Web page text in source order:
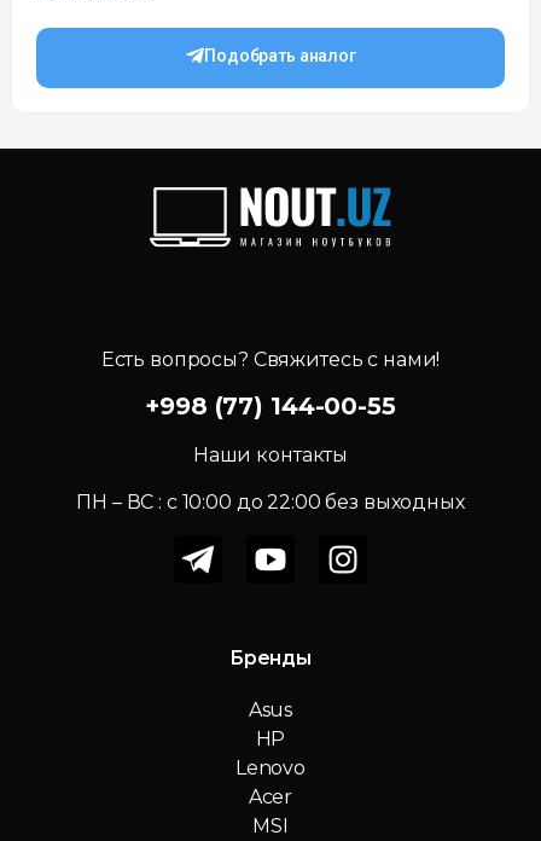
Подобрать аналог
Есть вопросы? Свяжитесь с нами!
+998 (77) 144-00-55
Наши контакты
ПН – ВС : c 10:00 до 22:00 без выходных
Бренды
Asus
HP
Lenovo
Acer
MSI